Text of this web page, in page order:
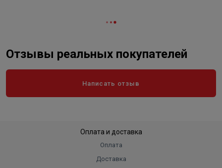
Отзывы реальных покупателей
Написать отзыв
Оплата и доставка
Оплата
Доставка